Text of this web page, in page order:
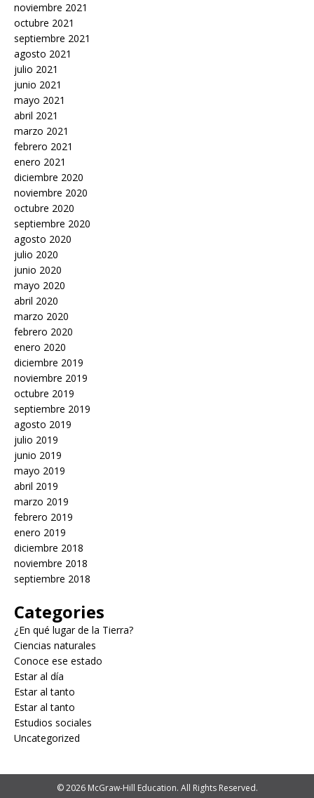
noviembre 2021
octubre 2021
septiembre 2021
agosto 2021
julio 2021
junio 2021
mayo 2021
abril 2021
marzo 2021
febrero 2021
enero 2021
diciembre 2020
noviembre 2020
octubre 2020
septiembre 2020
agosto 2020
julio 2020
junio 2020
mayo 2020
abril 2020
marzo 2020
febrero 2020
enero 2020
diciembre 2019
noviembre 2019
octubre 2019
septiembre 2019
agosto 2019
julio 2019
junio 2019
mayo 2019
abril 2019
marzo 2019
febrero 2019
enero 2019
diciembre 2018
noviembre 2018
septiembre 2018
Categories
¿En qué lugar de la Tierra?
Ciencias naturales
Conoce ese estado
Estar al día
Estar al tanto
Estar al tanto
Estudios sociales
Uncategorized
© 2026 McGraw-Hill Education. All Rights Reserved.